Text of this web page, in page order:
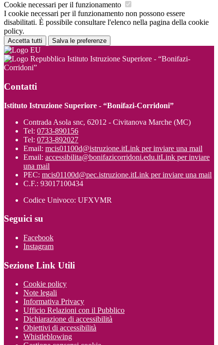
Cookie necessari per il funzionamento
I cookie necessari per il funzionamento non possono essere
disabilitati. È possibile consultare l'elenco nella pagina della cookie
policy.
Accetta tutti Salva le preferenze
Istituto Istruzione Superiore - “Bonifazi-
Corridoni”
Contatti
Istituto Istruzione Superiore - “Bonifazi-Corridoni”
Contrada Asola snc, 62012 - Civitanova Marche (MC)
Tel: 0733-890156
Tel: 0733-892027
Email: mcis01100d@istruzione.itLink per inviare una mail
Email: accessibilita@bonifazicorridoni.edu.itLink per inviare
una mail
PEC: mcis01100d@pec.istruzione.itLink per inviare una mail
C.F.: 93017100434
Codice Univoco: UFXVMR
Seguici su
Facebook
Instagram
Sezione Link Utili
Cookie policy
Note legali
Informativa Privacy
Ufficio Relazioni con il Pubblico
Dichiarazione di accessibilità
Obiettivi di accessibilità
Whistleblowing